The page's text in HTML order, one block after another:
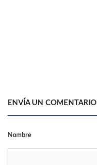
ENVÍA UN COMENTARIO
Nombre